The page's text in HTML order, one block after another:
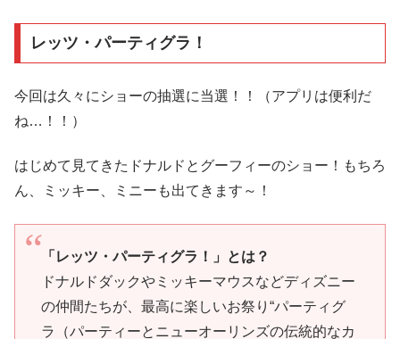
レッツ・パーティグラ！
今回は久々にショーの抽選に当選！！（アプリは便利だ
ね…！！）
はじめて見てきたドナルドとグーフィーのショー！もちろ
ん、ミッキー、ミニーも出てきます～！
「レッツ・パーティグラ！」とは？
ドナルドダックやミッキーマウスなどディズニー
の仲間たちが、最高に楽しいお祭り“パーティグ
ラ（パーティーとニューオーリンズの伝統的なカ